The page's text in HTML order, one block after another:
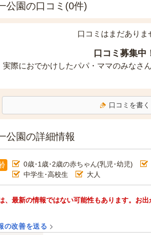
公園の口コミ(0件)
口コミはまだありま
口コミ募集中
実際におでかけしたパパ・ママのみなさ
口コミを書く
公園の詳細情報
0歳･1歳･2歳の赤ちゃん(乳児･幼児)
中学生･高校生
大人
、最新の情報ではない可能性もあります。お
の改善を送る